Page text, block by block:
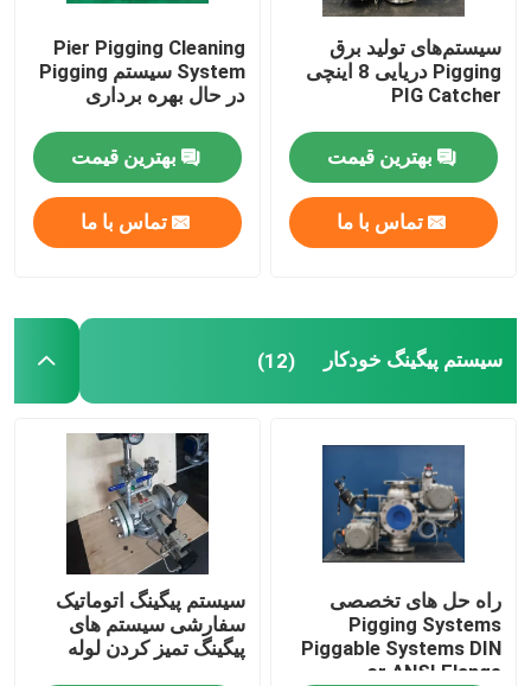
سیستم‌های تولید برق
Pigging دریایی 8 اینچی
PIG Catcher
بهترین قیمت
تماس با ما
Pier Pigging Cleaning
System سیستم Pigging
در حال بهره برداری
بهترین قیمت
تماس با ما
سیستم پیگینگ خودکار (12)
راه حل های تخصصی
Pigging Systems
Piggable Systems DIN
or ANSI Flange
سیستم پیگینگ اتوماتیک
سفارشی سیستم های
پیگینگ تمیز کردن لوله